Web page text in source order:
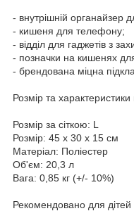
- внутрішній органайзер
- кишеня для телефону;
- відділ для гаджетів з
- позначки на кишенях для
- брендована міцна
Розмір та
Розмір за сіткою: L
Розмір: 45 х 30 х 15 см
Матеріал: Поліестер
Об'єм: 20,3 л
Вага: 0,85 кг (+/- 10%)
Рекомендовано для